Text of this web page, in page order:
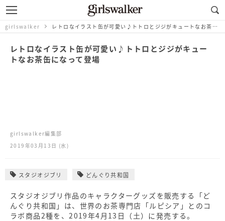
girlswalker レトロなイラスト缶が可愛い♪トトロとジジがキュートなお茶缶になって登場
レトロなイラスト缶が可愛い♪トトロとジジがキュー
トなお茶缶になって登場
girlswalker編集部
2019年03月13日 (水)
スタジオジブリ どんぐり共和国
スタジオジブリ作品のキャラクターグッズを販売する「ど
んぐり共和国」は、世界のお茶専門店「ルピシア」とのコ
ラボ商品2種を、2019年4月13日（土）に発売する。